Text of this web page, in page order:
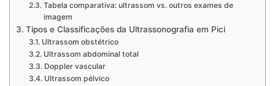
Tabela comparativa: ultrassom vs. outros exames de
imagem
Tipos e Classificações da Ultrassonografia em Pici
Ultrassom obstétrico
Ultrassom abdominal total
Doppler vascular
Ultrassom pélvico